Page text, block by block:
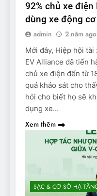
92% chủ xe
dùng xe động
admin 2 năm ago
Mới đây, Hiệp hội
EV Alliance đã tiến
chủ xe điện đến từ
quả khảo sát cho
hỏi cho biết họ sẽ
dụng xe…
Xem thêm
SẠC & CƠ SỞ HẠ